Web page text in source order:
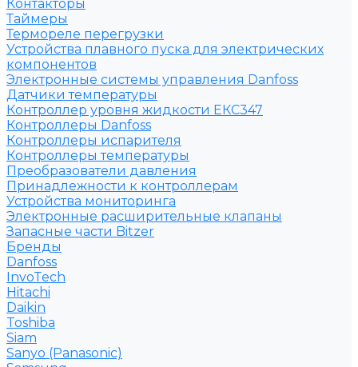
Контакторы
Таймеры
Термореле перегрузки
Устройства плавного пуска для электрических
компонентов
Электронные системы управления Danfoss
Датчики температуры
Контроллер уровня жидкости ЕКС347
Контроллеры Danfoss
Контроллеры испарителя
Контроллеры температуры
Преобразователи давления
Принадлежности к контроллерам
Устройства мониторинга
Электронные расширительные клапаны
Запасные части Bitzer
Бренды
Danfoss
InvoTech
Hitachi
Daikin
Toshiba
Siam
Sanyo (Panasonic)